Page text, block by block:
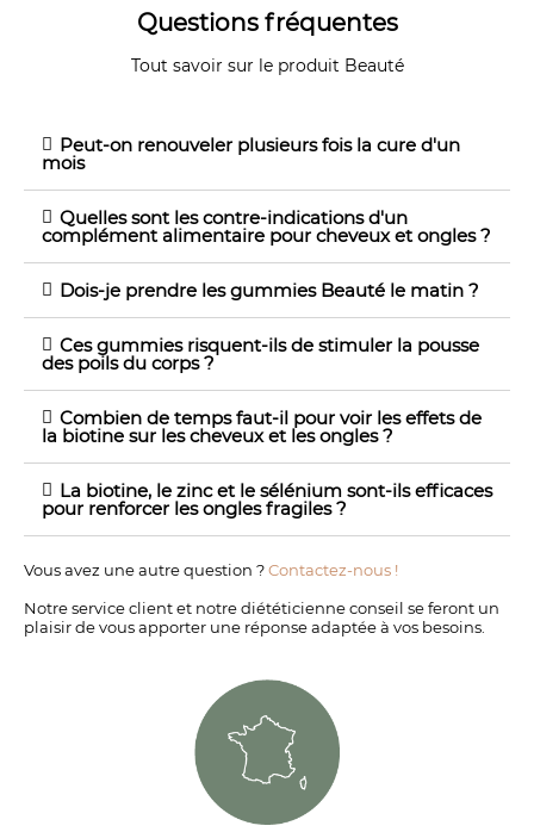
Questions fréquentes
Tout savoir sur le produit Beauté
Peut-on renouveler plusieurs fois la cure d'un
mois
Quelles sont les contre-indications d'un
complément alimentaire pour cheveux et ongles ?
Dois-je prendre les gummies Beauté le matin ?
Ces gummies risquent-ils de stimuler la pousse
des poils du corps ?
Combien de temps faut-il pour voir les effets de
la biotine sur les cheveux et les ongles ?
La biotine, le zinc et le sélénium sont-ils efficaces
pour renforcer les ongles fragiles ?
Vous avez une autre question ?Contactez-nous !
Notre service client et notre diététicienne conseil se feront un
plaisir de vous apporter une réponse adaptée à vos besoins.